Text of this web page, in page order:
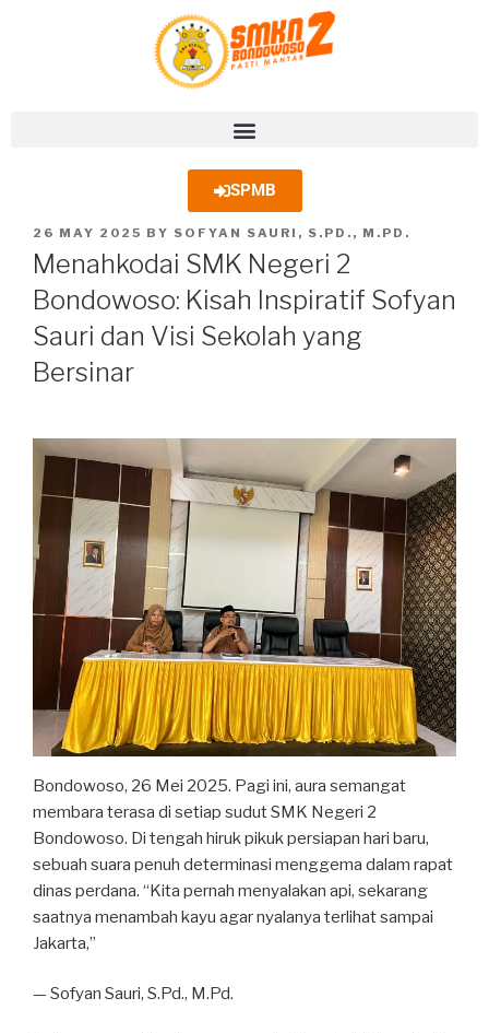
SPMB
26 MAY 2025 BY SOFYAN SAURI, S.PD., M.PD.
Menahkodai SMK Negeri 2
Bondowoso: Kisah Inspiratif Sofyan
Sauri dan Visi Sekolah yang
Bersinar
Bondowoso, 26 Mei 2025. Pagi ini, aura semangat
membara terasa di setiap sudut SMK Negeri 2
Bondowoso. Di tengah hiruk pikuk persiapan hari baru,
sebuah suara penuh determinasi menggema dalam rapat
dinas perdana. “Kita pernah menyalakan api, sekarang
saatnya menambah kayu agar nyalanya terlihat sampai
Jakarta,”
— Sofyan Sauri, S.Pd., M.Pd.